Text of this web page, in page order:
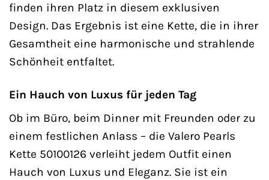
finden ihren Platz in diesem exklusiven
Design. Das Ergebnis ist eine Kette, die in ihrer
Gesamtheit eine harmonische und strahlende
Schönheit entfaltet.
Ein Hauch von Luxus für jeden Tag
Ob im Büro, beim Dinner mit Freunden oder zu
einem festlichen Anlass – die Valero Pearls
Kette 50100126 verleiht jedem Outfit einen
Hauch von Luxus und Eleganz. Sie ist ein